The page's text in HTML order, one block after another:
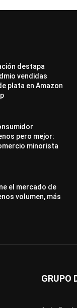
destapa
vendidas
plata en Amazon
pero mejor:
minorista
el mercado de
volumen, más
GRUPO